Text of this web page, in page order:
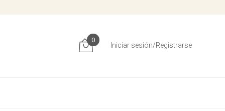
0
Iniciar sesión/Registrarse